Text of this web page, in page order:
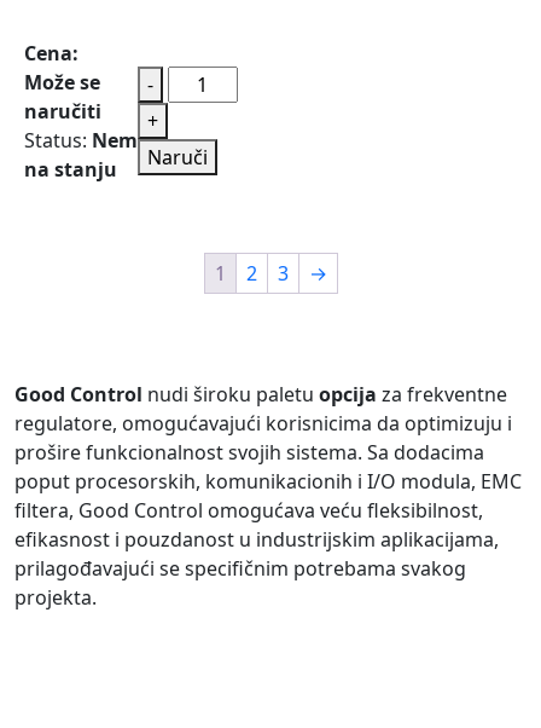
Status: Nema
na stanju
Može se
naručiti
Cena:
-
+
Naruči
1 2 3 →
Good Control nudi široku paletu opcija za frekventne
regulatore, omogućavajući korisnicima da optimizuju i
prošire funkcionalnost svojih sistema. Sa dodacima
poput procesorskih, komunikacionih i I/O modula, EMC
filtera, Good Control omogućava veću fleksibilnost,
efikasnost i pouzdanost u industrijskim aplikacijama,
prilagođavajući se specifičnim potrebama svakog
projekta.